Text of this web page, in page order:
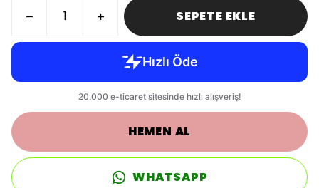
SEPETE EKLE
HEMEN AL
WHATSAPP